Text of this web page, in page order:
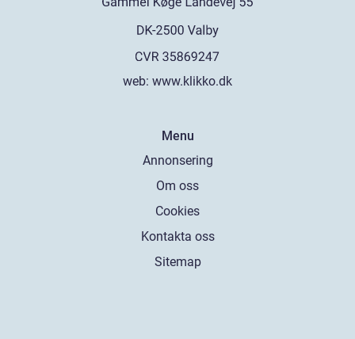
web: www.klikko.dk
Menu
Annonsering
Om oss
Cookies
Kontakta oss
Sitemap